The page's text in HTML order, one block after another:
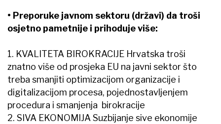
• Preporuke javnom sektoru (državi) da troši
osjetno pametnije i prihoduje više:
1. KVALITETA BIROKRACIJE Hrvatska troši
znatno više od prosjeka EU na javni sektor što
treba smanjiti optimizacijom organizacije i
digitalizacijom procesa, pojednostavljenjem
procedura i smanjenja birokracije
2. SIVA EKONOMIJA Suzbijanje sive ekonomije